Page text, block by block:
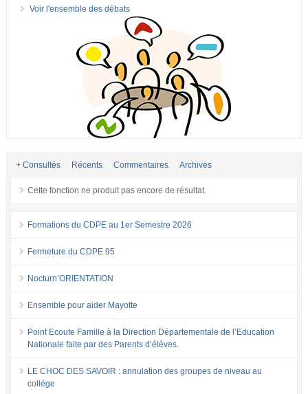
Voir l'ensemble des débats
+ Consultés Récents Commentaires Archives
Cette fonction ne produit pas encore de résultat.
Formations du CDPE au 1er Semestre 2026
Fermeture du CDPE 95
Nocturn’ORIENTATION
Ensemble pour aider Mayotte
Point Ecoute Famille à la Direction Départementale de l’Education
Nationale faite par des Parents d’élèves.
LE CHOC DES SAVOIR : annulation des groupes de niveau au
collège